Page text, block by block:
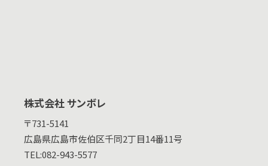
株式会社 サンボレ
〒731-5141
広島県広島市佐伯区千同2丁目14番11号
TEL:082-943-5577